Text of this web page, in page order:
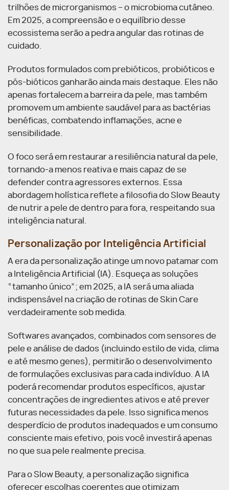
trilhões de microrganismos – o microbioma cutâneo.
Em 2025, a compreensão e o equilíbrio desse
ecossistema serão a pedra angular das rotinas de
cuidado.
Produtos formulados com prebióticos, probióticos e
pós-bióticos ganharão ainda mais destaque. Eles não
apenas fortalecem a barreira da pele, mas também
promovem um ambiente saudável para as bactérias
benéficas, combatendo inflamações, acne e
sensibilidade.
O foco será em restaurar a resiliência natural da pele,
tornando-a menos reativa e mais capaz de se
defender contra agressores externos. Essa
abordagem holística reflete a filosofia do Slow Beauty
de nutrir a pele de dentro para fora, respeitando sua
inteligência natural.
Personalização por Inteligência Artificial
A era da personalização atinge um novo patamar com
a Inteligência Artificial (IA). Esqueça as soluções
“tamanho único”; em 2025, a IA será uma aliada
indispensável na criação de rotinas de Skin Care
verdadeiramente sob medida.
Softwares avançados, combinados com sensores de
pele e análise de dados (incluindo estilo de vida, clima
e até mesmo genes), permitirão o desenvolvimento
de formulações exclusivas para cada indivíduo. A IA
poderá recomendar produtos específicos, ajustar
concentrações de ingredientes ativos e até prever
futuras necessidades da pele. Isso significa menos
desperdício de produtos inadequados e um consumo
consciente mais efetivo, pois você investirá apenas
no que sua pele realmente precisa.
Para o Slow Beauty, a personalização significa
oferecer escolhas coerentes que otimizam